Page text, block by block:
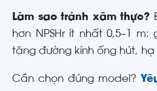
Làm sao tránh xâm thực?
hơn NPSHr ít nhất 0,5–1
tăng đường kính ống hút,
Cần chọn đúng model?